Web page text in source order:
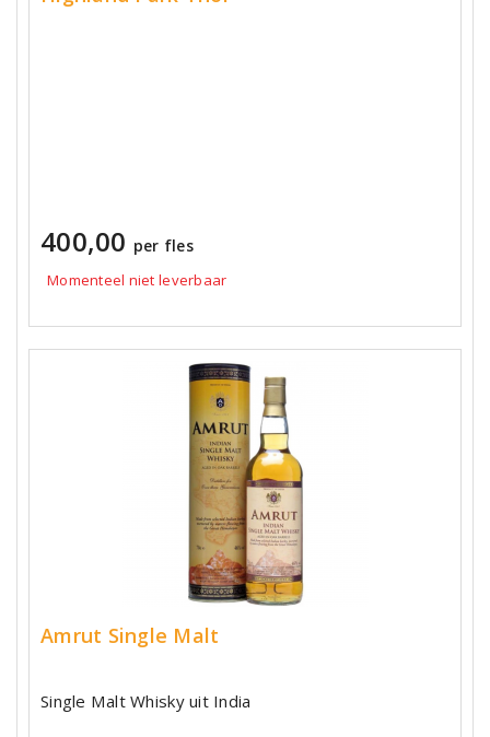
400,00 per fles
Momenteel niet leverbaar
Amrut Single Malt
Single Malt Whisky uit India